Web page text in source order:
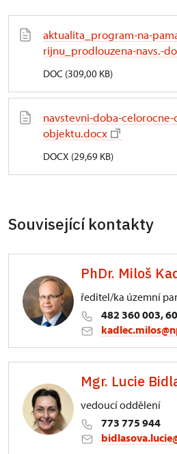
aktualita_program-na-
rijnu_prodlouzena-navs.-
DOC (309,00 KB)
navstevni-doba-
objektu.docx
DOCX (29,69 KB)
Související kontakty
PhDr. Miloš
ředitel/ka územní
482 360 003,
3/, Sychrov 3
Mgr. Lucie
vedoucí oddělení
773 775 944